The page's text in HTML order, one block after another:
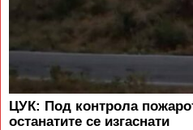
ЦУК: Под контрола
останатите се изгаснати